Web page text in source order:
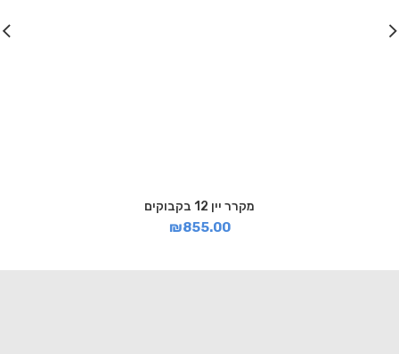
מקרר יין 12 בקבוקים
₪855.00